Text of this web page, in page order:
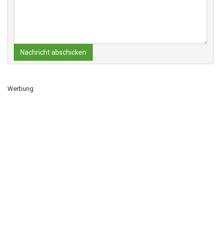
Nachricht abschicken
Werbung